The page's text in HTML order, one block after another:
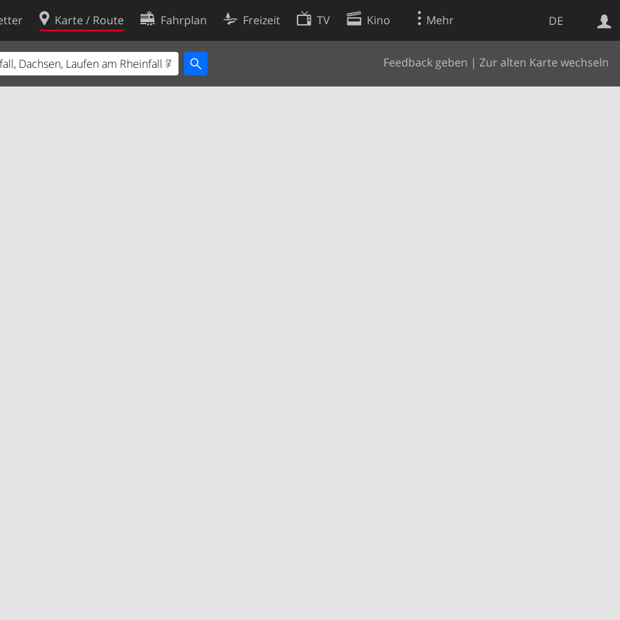
DE
Karte / Route Fahrplan Freizeit TV Kino Mehr
Feedback geben | Zur alten Karte wechseln
Websuche
Cookie-Richtlinie
Cookie-Einstellungen